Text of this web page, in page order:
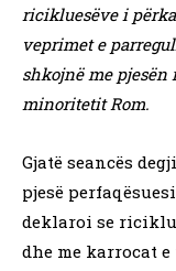
ricikluesëve i
veprimet e
shkojnë me pjesën
minoritetit Rom.
Gjatë seancës
pjesë
deklaroi se
dhe me karrocat